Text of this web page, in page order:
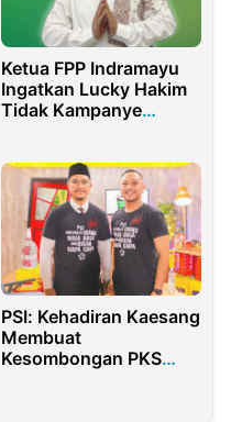
Ketua FPP Indramayu
Ingatkan Lucky Hakim
Tidak Kampanye
Tunjukkan Prestasi
PSI: Kehadiran Kaesang
Membuat
Kesombongan PKS